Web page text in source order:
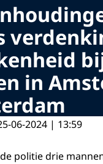
in
06-2024 | 13:59
politie drie